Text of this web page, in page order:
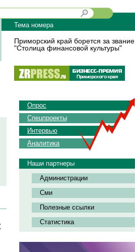
Тема номера
Приморский край борется за звание
"Столица финансовой культуры"
Опрос
Спецпроекты
Интервью
Аналитика
Наши партнеры
Администрации
Сми
Полезные ссылки
Статистика